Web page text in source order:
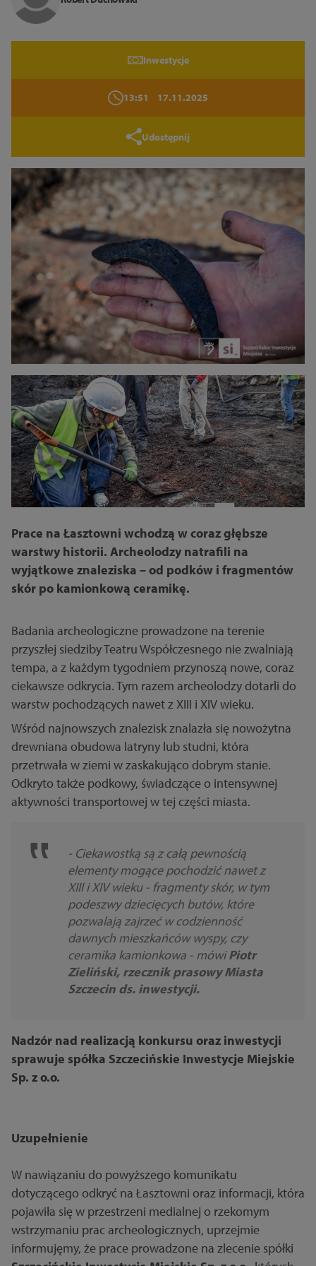
Inwestycje
13:51 17.11.2025
Udostępnij
Prace na Łasztowni wchodzą w coraz głębsze
warstwy historii. Archeolodzy natrafili na
wyjątkowe znaleziska – od podków i fragmentów
skór po kamionkową ceramikę.
Badania archeologiczne prowadzone na terenie
przyszłej siedziby Teatru Współczesnego nie zwalniają
tempa, a z każdym tygodniem przynoszą nowe, coraz
ciekawsze odkrycia. Tym razem archeolodzy dotarli do
warstw pochodzących nawet z XIII i XIV wieku.
Wśród najnowszych znalezisk znalazła się nowożytna
drewniana obudowa latryny lub studni, która
przetrwała w ziemi w zaskakująco dobrym stanie.
Odkryto także podkowy, świadczące o intensywnej
aktywności transportowej w tej części miasta.
- Ciekawostką są z całą pewnością
elementy mogące pochodzić nawet z
XIII i XIV wieku - fragmenty skór, w tym
podeszwy dziecięcych butów, które
pozwalają zajrzeć w codzienność
dawnych mieszkańców wyspy, czy
ceramika kamionkowa - mówiPiotr
Zieliński, rzecznik prasowy Miasta
Szczecin ds. inwestycji.
Nadzór nad realizacją konkursu oraz inwestycji
sprawuje spółka Szczecińskie Inwestycje Miejskie
Sp. z o.o.
Uzupełnienie
W nawiązaniu do powyższego komunikatu
dotyczącego odkryć na Łasztowni oraz informacji, która
pojawiła się w przestrzeni medialnej o rzekomym
wstrzymaniu prac archeologicznych, uprzejmie
informujęmy, że prace prowadzone na zlecenie spółki